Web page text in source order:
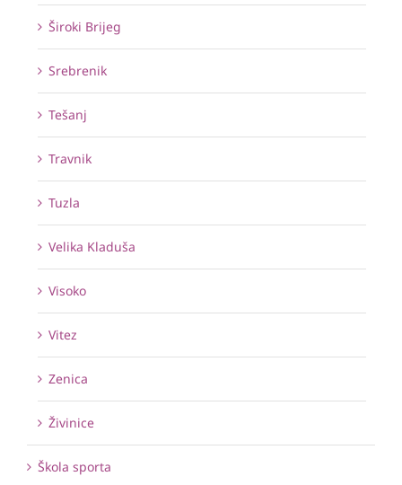
Široki Brijeg
Srebrenik
Tešanj
Travnik
Tuzla
Velika Kladuša
Visoko
Vitez
Zenica
Živinice
Škola sporta